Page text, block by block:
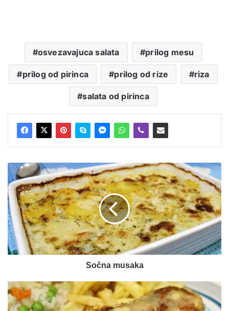
osvezavajuca salata prilog mesu
prilog od pirinca prilog od rize riza
salata od pirinca
Sočna
musaka
Sočna musaka
Punjeno
belo
meso